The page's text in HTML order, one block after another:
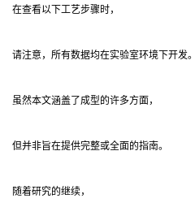
在查看以下工艺步骤时，
请注意，所有数据均在实验室环境下开发。
虽然本文涵盖了成型的许多方面，
但并非旨在提供完整或全面的指南。
随着研究的继续，